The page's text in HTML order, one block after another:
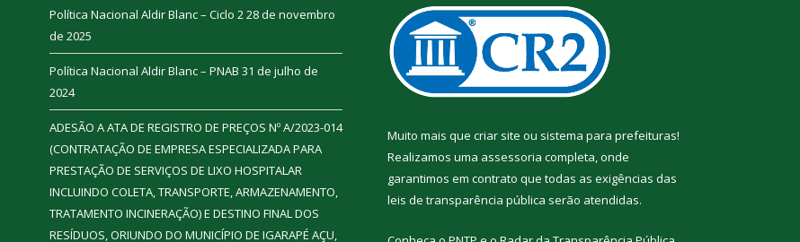
Política Nacional Aldir Blanc – Ciclo 228 de novembro
de 2025
Política Nacional Aldir Blanc – PNAB 31 de julho de
2024
ADESÃO A ATA DE REGISTRO DE PREÇOS Nº A/2023-014
(CONTRATAÇÃO DE EMPRESA ESPECIALIZADA PARA
PRESTAÇÃO DE SERVIÇOS DE LIXO HOSPITALAR
INCLUINDO COLETA, TRANSPORTE, ARMAZENAMENTO,
TRATAMENTO INCINERAÇÃO) E DESTINO FINAL DOS
RESÍDUOS, ORIUNDO DO MUNICÍPIO DE IGARAPÉ AÇU,
Muito mais que criar site ou sistema para prefeituras!
Realizamos uma assessoria completa, onde
garantimos em contrato que todas as exigências das
leis de transparência pública serão atendidas.